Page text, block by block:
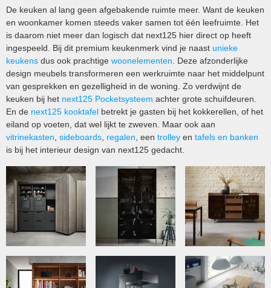
De keuken al lang geen afgebakende ruimte meer. Want de keuken
en woonkamer komen steeds vaker samen tot één leefruimte. Het
is daarom niet meer dan logisch dat next125 hier direct op heeft
ingespeeld. Bij dit premium keukenmerk vind je naast unieke
keukens dus ook prachtige woonelementen. Deze afzonderlijke
design meubels transformeren een werkruimte naar het middelpunt
van gesprekken en gezelligheid in de woning. Zo verdwijnt de
keuken bij het next125 Pocketsysteem achter grote schuifdeuren.
En de next125 kooktafel betrekt je gasten bij het kokkerellen, of het
eiland op voeten, dat wel lijkt te zweven. Maar ook aan
vitrinekasten, sideboards, regalen, een trolley en tafels en banken
is bij het interieur design van next125 gedacht.